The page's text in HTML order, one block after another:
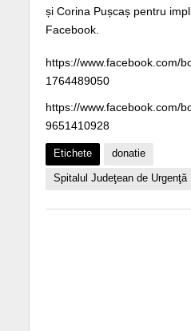
și Corina Pușcaș pentru
Facebook.
https://www.facebook.com/
1764489050
https://www.facebook.com/
9651410928
Etichete donatie
Spitalul Judeţean de Urgenţă